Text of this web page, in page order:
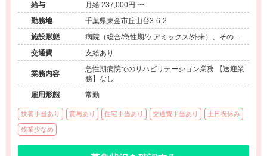
給与
月給 237,000円 〜
勤務地
千葉県東金市丘山台3-6-2
施設形態
病院（総合/急性期/ケアミックス/外来）、その他
（その他）
交通費 支給あり
業務内容
急性期病院でのリハビリテーション業務 【送迎業
務】なし
雇用形態
常勤
扶養手当あり 賞与あり 住宅手当あり 交通費手当あり 土日祝休み
残業少なめ